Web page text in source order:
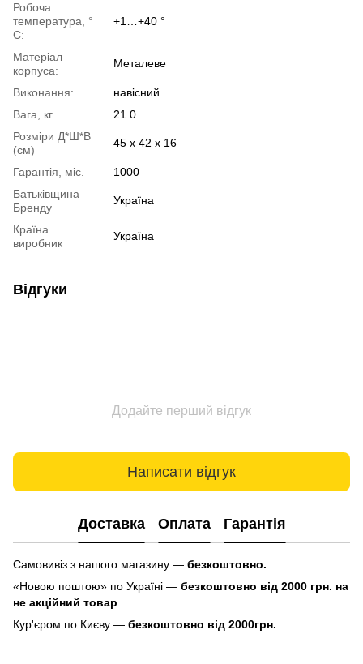
Робоча
температура, °
С:
+1…+40 °
Матеріал
корпуса:
Металеве
Виконання:
навісний
Вага, кг
21.0
Розміри Д*Ш*В
(см)
45 х 42 х 16
Гарантія, міс.
1000
Батьківщина
Бренду
Україна
Країна
виробник
Україна
Відгуки
Додайте перший відгук
Написати відгук
Доставка Оплата Гарантія
Самовивіз з нашого магазину — безкоштовно.
«Новою поштою» по Україні — безкоштовно від 2000 грн. на
не акційний товар
Кур'єром по Києву — безкоштовно від 2000грн.